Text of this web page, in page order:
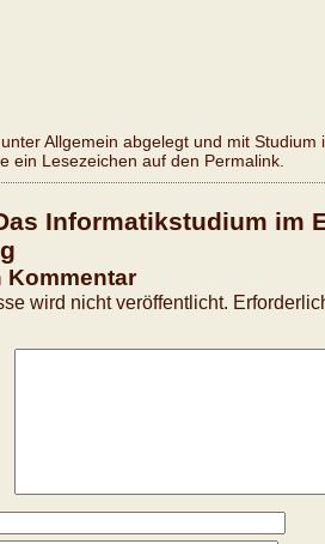
Allgemein abgelegt und mit Studium
ein Lesezeichen auf den Permalink
Informatikstudium im
Kommentar
wird nicht veröffentlicht.